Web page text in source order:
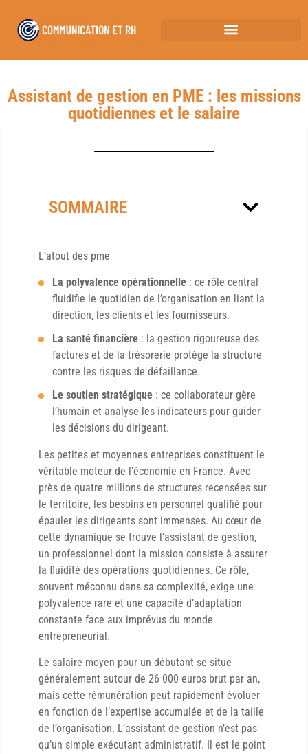
Assistant de gestion en PME : les missions
quotidiennes et le salaire
SOMMAIRE
L’atout des pme
La polyvalence opérationnelle : ce rôle central
fluidifie le quotidien de l’organisation en liant la
direction, les clients et les fournisseurs.
La santé financière : la gestion rigoureuse des
factures et de la trésorerie protège la structure
contre les risques de défaillance.
Le soutien stratégique : ce collaborateur gère
l’humain et analyse les indicateurs pour guider
les décisions du dirigeant.
Les petites et moyennes entreprises constituent le
véritable moteur de l’économie en France. Avec
près de quatre millions de structures recensées sur
le territoire, les besoins en personnel qualifié pour
épauler les dirigeants sont immenses. Au cœur de
cette dynamique se trouve l’assistant de gestion,
un professionnel dont la mission consiste à assurer
la fluidité des opérations quotidiennes. Ce rôle,
souvent méconnu dans sa complexité, exige une
polyvalence rare et une capacité d’adaptation
constante face aux imprévus du monde
entrepreneurial.
Le salaire moyen pour un débutant se situe
généralement autour de 26 000 euros brut par an,
mais cette rémunération peut rapidement évoluer
en fonction de l’expertise accumulée et de la taille
de l’organisation. L’assistant de gestion n’est pas
qu’un simple exécutant administratif. Il est le point